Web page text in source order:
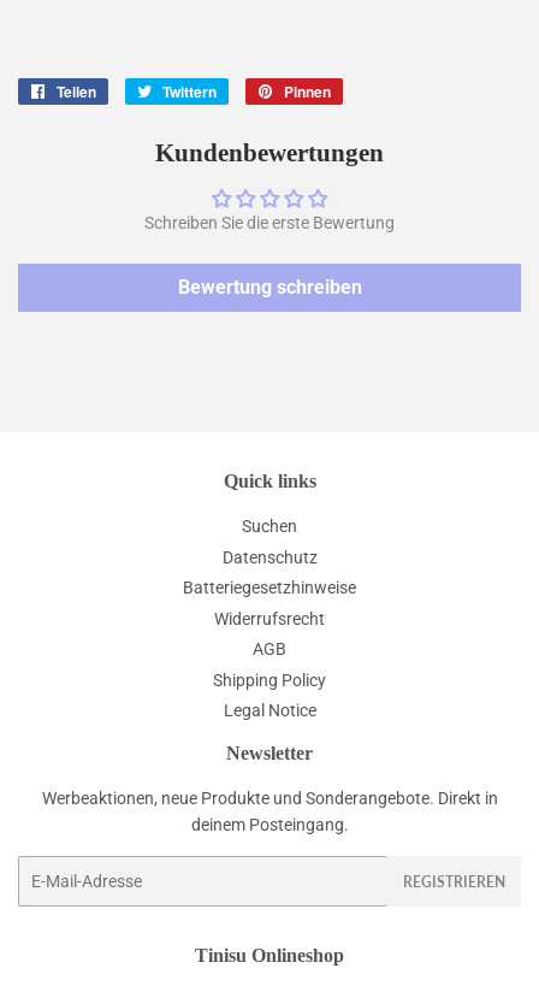
Teilen Twittern
twittern
Pinnen
pinnen
Kundenbewertungen
Schreiben Sie die erste Bewertung
Bewertung schreiben
Quick links
Suchen
Datenschutz
Batteriegesetzhinweise
Widerrufsrecht
AGB
Shipping Policy
Legal Notice
Newsletter
Werbeaktionen, neue Produkte und Sonderangebote. Direkt in
deinem Posteingang.
REGISTRIEREN
Tinisu Onlineshop